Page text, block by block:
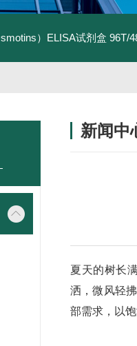
）ELISA试剂盒 96T/
新闻中
夏天的树长
洒，微风轻
部需求，以